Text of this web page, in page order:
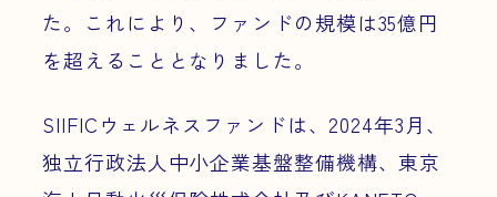
た。これにより、ファンドの規模は35億円
を超えることとなりました。
SIIFICウェルネスファンドは、2024年3月、
独立行政法人中小企業基盤整備機構、東京